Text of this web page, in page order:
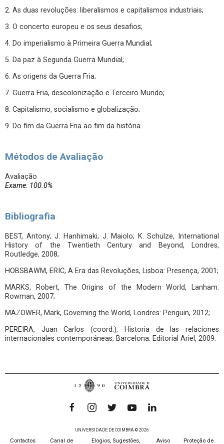
2. As duas revoluções: liberalismos e capitalismos industriais;
3. O concerto europeu e os seus desafios;
4. Do imperialismo à Primeira Guerra Mundial;
5. Da paz à Segunda Guerra Mundial;
6. As origens da Guerra Fria;
7. Guerra Fria, descolonização e Terceiro Mundo;
8. Capitalismo, socialismo e globalização;
9. Do fim da Guerra Fria ao fim da história.
Métodos de Avaliação
Avaliação
Exame: 100.0%
Bibliografia
BEST, Antony; J. Hanhimaki; J. Maiolo; K. Schulze, International
History of the Twentieth Century and Beyond, Londres,
Routledge, 2008;
HOBSBAWM, ERIC, A Era das Revoluções, Lisboa: Presença, 2001;
MARKS, Robert, The Origins of the Modern World, Lanham:
Rowman, 2007;
MAZOWER, Mark, Governing the World, Londres: Penguin, 2012;
PEREIRA, Juan Carlos (coord.), Historia de las relaciones
internacionales contemporáneas, Barcelona: Editorial Ariel, 2009.
UNIVERSIDADE DE COIMBRA © 2026
Contactos Canal de Elogios, Sugestões, Aviso Proteção de